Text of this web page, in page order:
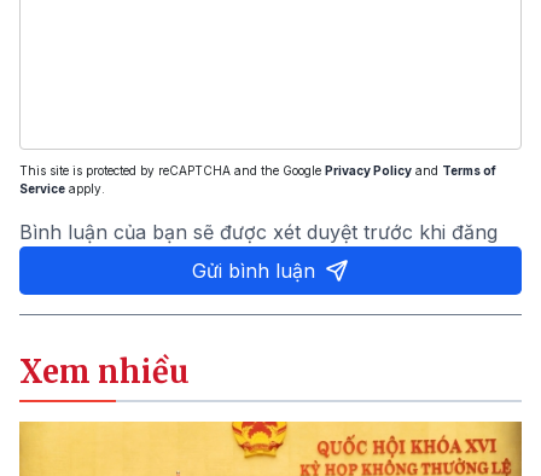
This site is protected by reCAPTCHA and the Google Privacy Policy and Terms of
Service apply.
Bình luận của bạn sẽ được xét duyệt trước khi đăng
Gửi bình luận
Xem nhiều